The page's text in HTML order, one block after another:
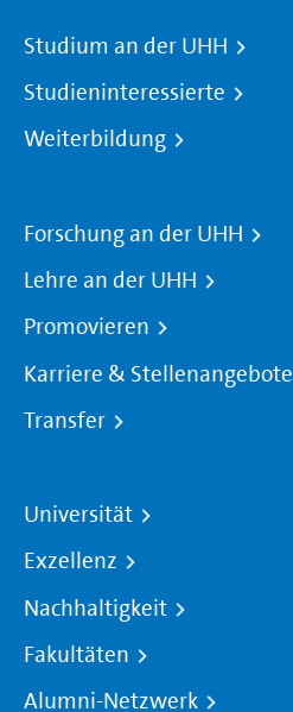
Studium an der UHH
Studieninteressierte
Weiterbildung
Forschung an der UHH
Lehre an der UHH
Promovieren
Karriere & Stellenangebote
Transfer
Universität
Exzellenz
Nachhaltigkeit
Fakultäten
Alumni-Netzwerk